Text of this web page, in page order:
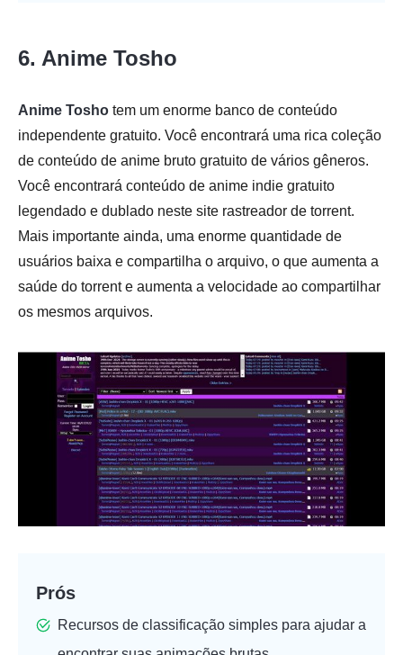
6. Anime Tosho
Anime Tosho tem um enorme banco de conteúdo
independente gratuito. Você encontrará uma rica coleção
de conteúdo de anime bruto gratuito de vários gêneros.
Você encontrará conteúdo de anime indie gratuito
legendado e dublado neste site rastreador de torrent.
Mais importante ainda, uma enorme quantidade de
usuários baixa e compartilha o arquivo, o que aumenta a
saúde do torrent e aumenta a velocidade ao compartilhar
os mesmos arquivos.
Prós
Recursos de classificação simples para ajudar a